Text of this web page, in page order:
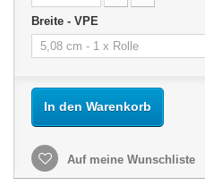
Breite - VPE
In den Warenkorb
Auf meine Wunschliste